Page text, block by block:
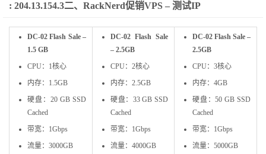
二、RackNerd促销VPS – 测试IP
: 204.13.154.3
DC-02 Flash Sale –
1.5 GB
CPU：1核心
内存：1.5GB
硬盘：20 GB SSD
Cached
带宽：1Gbps
流量：3000GB
DC-02 Flash Sale
– 2.5GB
CPU：2核心
内存：2.5GB
硬盘：33 GB SSD
Cached
带宽：1Gbps
流量：4000GB
DC-02 Flash Sale –
2.5GB
CPU：3核心
内存：4GB
硬盘：50 GB SSD
Cached
带宽：1Gbps
流量：5000GB